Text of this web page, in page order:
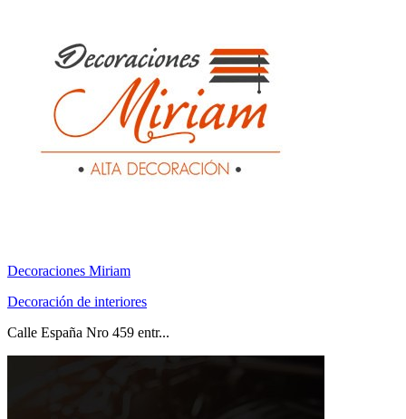
Decoraciones Miriam
Decoración de interiores
Calle España Nro 459 entr...